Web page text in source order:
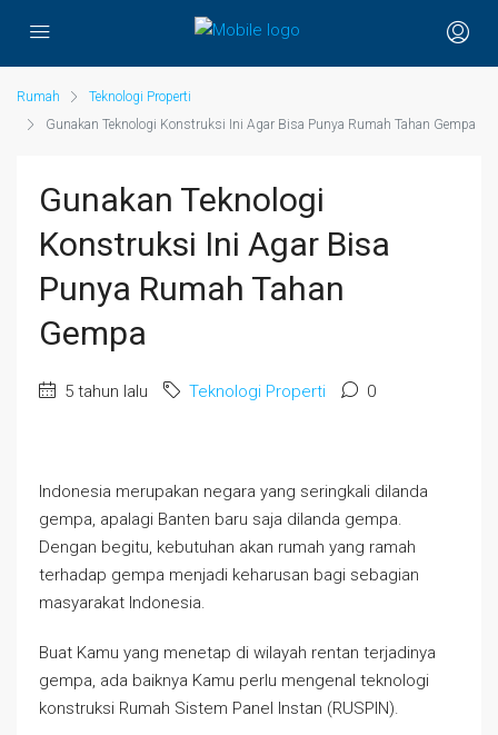
Rumah
Teknologi Properti
Gunakan Teknologi Konstruksi Ini Agar Bisa Punya Rumah Tahan Gempa
Gunakan Teknologi
Konstruksi Ini Agar Bisa
Punya Rumah Tahan
Gempa
5 tahun lalu Teknologi Properti 0
Indonesia merupakan negara yang seringkali dilanda
gempa, apalagi Banten baru saja dilanda gempa.
Dengan begitu, kebutuhan akan rumah yang ramah
terhadap gempa menjadi keharusan bagi sebagian
masyarakat Indonesia.
Buat Kamu yang menetap di wilayah rentan terjadinya
gempa, ada baiknya Kamu perlu mengenal teknologi
konstruksi Rumah Sistem Panel Instan (RUSPIN).